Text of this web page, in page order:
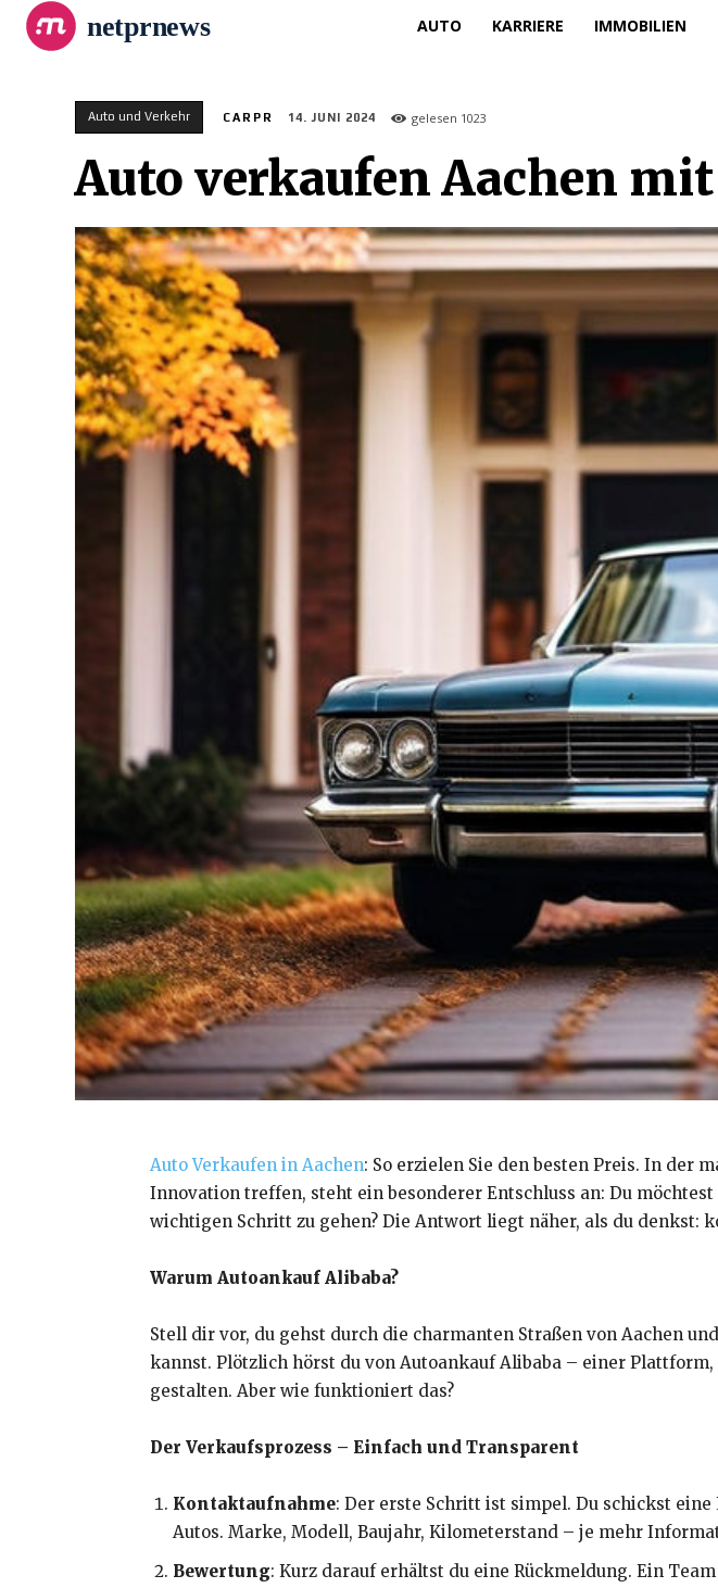
netprnews AUTO KARRIERE IMMOBILIEN
Auto und Verkehr CARPR 14. JUNI 2024 gelesen 1023
Auto verkaufen Aachen
Auto Verkaufen in Aachen: So erzielen Sie den besten Preis. In der
Innovation treffen, steht ein besonderer Entschluss an: Du
wichtigen Schritt zu gehen? Die Antwort liegt näher, als du denkst:
Warum Autoankauf Alibaba?
Stell dir vor, du gehst durch die charmanten Straßen von Aachen
kannst. Plötzlich hörst du von Autoankauf Alibaba – einer
gestalten. Aber wie funktioniert das?
Der Verkaufsprozess – Einfach und Transparent
Kontaktaufnahme: Der erste Schritt ist simpel. Du schickst
Autos. Marke, Modell, Baujahr, Kilometerstand – je mehr
Bewertung: Kurz darauf erhältst du eine Rückmeldung. Ein